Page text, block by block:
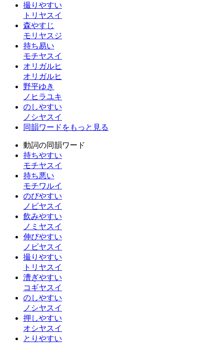
撮りやすい
トリヤスイ
森やすじ
モリヤスジ
持ち易い
モチヤスイ
オリガルヒ
オリガルヒ
野平ゆき
ノヒラユキ
のしやすい
ノシヤスイ
同韻ワードをもっと見る
動詞の同韻ワード
持ちやすい
モチヤスイ
持ち悪い
モチワルイ
のびやすい
ノビヤスイ
飲みやすい
ノミヤスイ
伸びやすい
ノビヤスイ
撮りやすい
トリヤスイ
漕ぎやすい
コギヤスイ
のしやすい
ノシヤスイ
押しやすい
オシヤスイ
とりやすい